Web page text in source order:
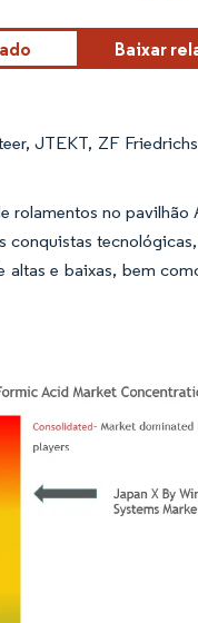
Baixar
JTEKT, ZF
rolamentos no pavilhão
conquistas
e baixas, bem